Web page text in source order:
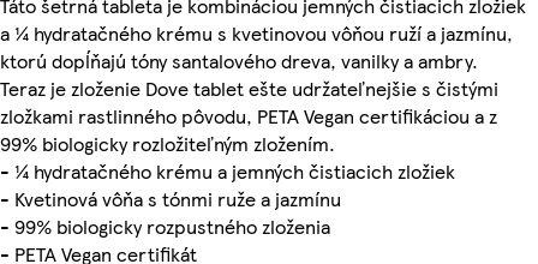
a ¼ hydratačného krému s kvetinovou vôňou ruží a jazmínu,
ktorú dopĺňajú tóny santalového dreva, vanilky a ambry.
Teraz je zloženie Dove tablet ešte udržateľnejšie s čistými
zložkami rastlinného pôvodu, PETA Vegan certifikáciou a z
99% biologicky rozložiteľným zložením.
- ¼ hydratačného krému a jemných čistiacich zložiek
- Kvetinová vôňa s tónmi ruže a jazmínu
- 99% biologicky rozpustného zloženia
- PETA Vegan certifikát